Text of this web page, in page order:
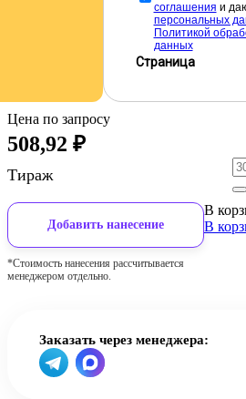
соглашения и
персональных
Политикой
данных
Страница
Цена по запросу
508,92 ₽
Тираж
Добавить нанесение
*Стоимость нанесения рассчитывается
менеджером отдельно.
В
В
Заказать через менеджера: